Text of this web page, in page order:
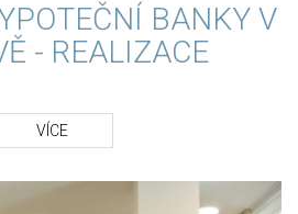
BANKY V
- REALIZACE
VÍCE